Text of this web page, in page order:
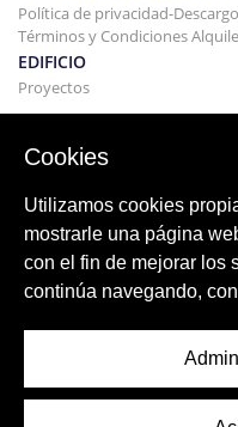
Política de privacidad-
Términos y Condiciones
EDIFICIO
Proyectos
Comprando tu casa
Vender
Hipoteca
Servicio de búsqueda
Blog
Regiones de todo el mundo
Cookies
Utilizamos cookies
mostrarle una página
con el fin de mejorar los
continúa navegando,